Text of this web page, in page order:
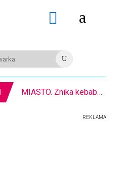
 a
U
MIASTO. Znika kebabowy ,,pałacyk”
REKLAMA